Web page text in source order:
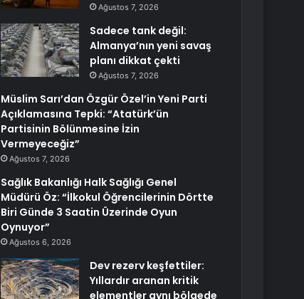
Ağustos 7, 2026
Sadece tank değil:
Almanya’nın yeni savaş
planı dikkat çekti
Ağustos 7, 2026
Müslim Sarı’dan Özgür Özel’in Yeni Parti
Açıklamasına Tepki: “Atatürk’ün
Partisinin Bölünmesine İzin
Vermeyeceğiz”
Ağustos 7, 2026
Sağlık Bakanlığı Halk Sağlığı Genel
Müdürü Öz: “İlkokul Öğrencilerinin Dörtte
Biri Günde 3 Saatin Üzerinde Oyun
Oynuyor”
Ağustos 6, 2026
Dev rezerv keşfettiler:
Yıllardır aranan kritik
elementler aynı bölgede